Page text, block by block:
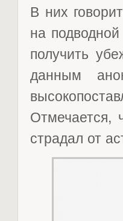
В них
на
получить
данным
страдал от